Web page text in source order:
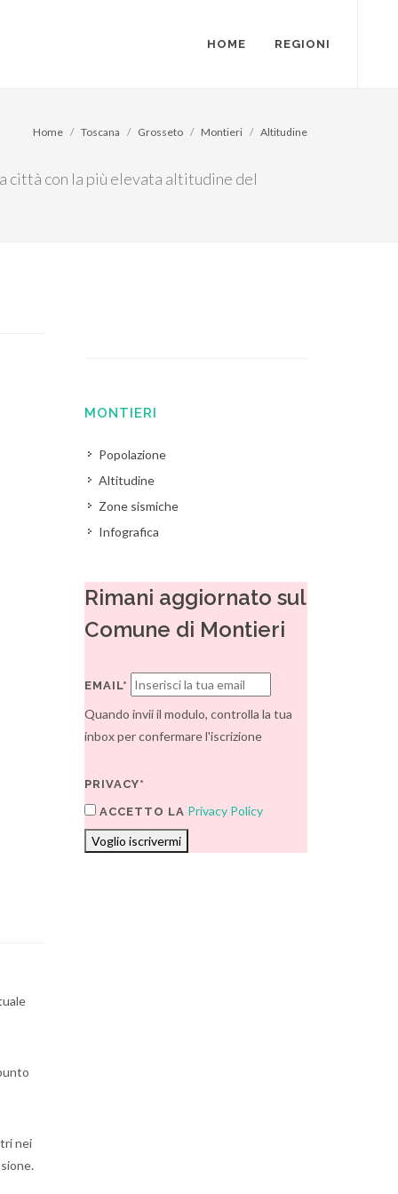
HOME REGIONI
città con la più elevata altitudine del
Home Toscana Grosseto Montieri Altitudine
nei
MONTIERI
Popolazione
Altitudine
Zone sismiche
Infografica
Rimani aggiornato sul
Comune di Montieri
EMAIL*
Quando invii il modulo, controlla la tua
inbox per confermare l'iscrizione
PRIVACY*
ACCETTO LA Privacy Policy
Voglio iscrivermi